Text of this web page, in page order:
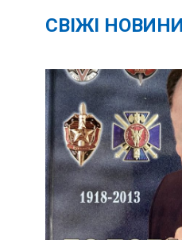
СВІЖІ НОВИНИ